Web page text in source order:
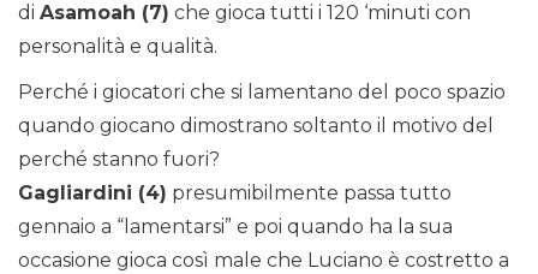
di Asamoah (7) che gioca tutti i 120 ‘minuti con
personalità e qualità.
Perché i giocatori che si lamentano del poco spazio
quando giocano dimostrano soltanto il motivo del
perché stanno fuori?
Gagliardini (4) presumibilmente passa tutto
gennaio a “lamentarsi” e poi quando ha la sua
occasione gioca così male che Luciano è costretto a